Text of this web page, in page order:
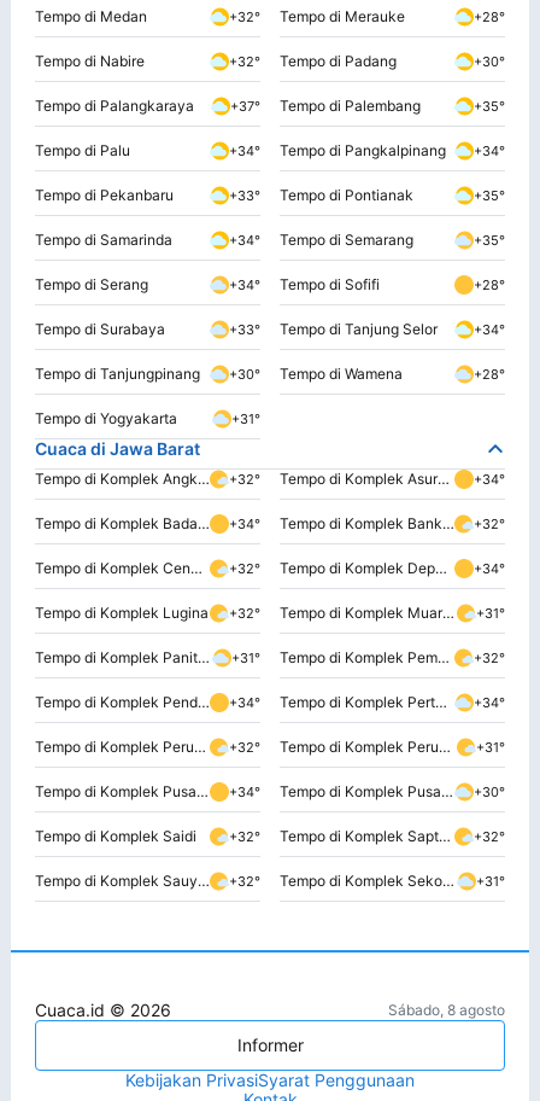
Tempo di Medan +32° Tempo di Merauke +28°
Tempo di Nabire +32° Tempo di Padang +30°
Tempo di Palangkaraya +37° Tempo di Palembang +35°
Tempo di Palu +34° Tempo di Pangkalpinang +34°
Tempo di Pekanbaru +33° Tempo di Pontianak +35°
Tempo di Samarinda +34° Tempo di Semarang +35°
Tempo di Serang +34° Tempo di Sofifi +28°
Tempo di Surabaya +33° Tempo di Tanjung Selor +34°
Tempo di Tanjungpinang +30° Tempo di Wamena +28°
Tempo di Yogyakarta +31°
Cuaca di Jawa Barat
Tempo di Komplek Angkatan Udara Republik Indonesia +32° Tempo di Komplek Asuransi Sosial Angatan Bersenjata Republik Indonesia +34°
Tempo di Komplek Badan Koodinasi Keluarga Berencana Nasional +34° Tempo di Komplek Bank Pembangunan Daerah +32°
Tempo di Komplek Cendrawasih +32° Tempo di Komplek Departemen Dalam Negeri +34°
Tempo di Komplek Lugina +32° Tempo di Komplek Muarasari +31°
Tempo di Komplek Panitia Pemilihan Indonesia +31° Tempo di Komplek Pemerintah Daerah +32°
Tempo di Komplek Pendidikan dan Kebudayaan +34° Tempo di Komplek Pertamina +34°
Tempo di Komplek Perusahaan Jawatan Kereta Api +32° Tempo di Komplek Perusahaan Listrik Negara +31°
Tempo di Komplek Pusat Koperasi Angkatan Darat +34° Tempo di Komplek Pusat Koperasi Angkatan Darat +30°
Tempo di Komplek Saidi +32° Tempo di Komplek Saptamarga +32°
Tempo di Komplek Sauyunan +32° Tempo di Komplek Sekolah Staff dan Komando Angkatan Darat +31°
Cuaca.id © 2026 Sábado, 8 agosto
Informer
Kebijakan PrivasiSyarat Penggunaan